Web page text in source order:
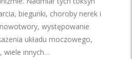
biegunki, choroby nerek i
występowanie
układu moczowego,
wiele innych…